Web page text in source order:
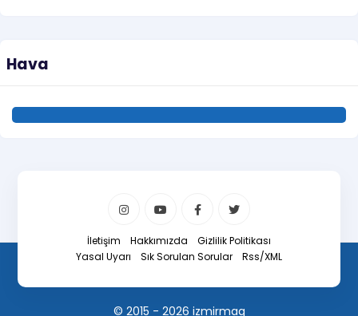
Hava
İletişim Hakkımızda
Gizlilik Politikası
Yasal Uyarı
Sık Sorulan Sorular Rss/XML
© 2015 - 2026 izmirmag